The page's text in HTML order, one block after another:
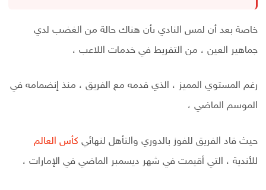
خاصة بعد أن لمس النادي ىأن هناك حالة من الغضب لدي
جماهير العين ، من التفريط في خدمات اللاعب ،
رغم المستوي المميز ، الذي قدمه مع الفريق ، منذ إنضمامه في
الموسم الماضي ،
حيث قاد الفريق للفوز بالدوري والتأهل لنهائي كأس العالم
للأندية ، التي أقيمت في شهر ديسمبر الماضي في الإمارات ،